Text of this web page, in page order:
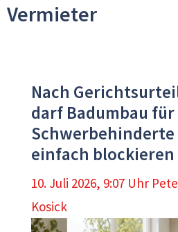
Vermieter
Nach
darf Badumbau für
einfach blockieren
10. Juli 2026, 9:07 Uhr
Kosick